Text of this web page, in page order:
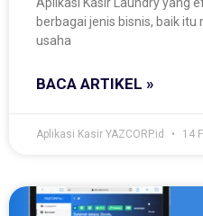
berbagai jenis bisnis, baik
usaha
BACA ARTIKEL »
Aplikasi Kasir YAZCORP.id 14